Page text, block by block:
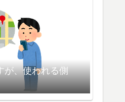
が、使われる側